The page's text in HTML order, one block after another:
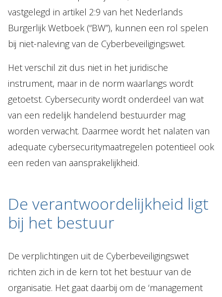
vastgelegd in artikel 2:9 van het Nederlands
Burgerlijk Wetboek (“BW”), kunnen een rol spelen
bij niet-naleving van de Cyberbeveiligingswet.
Het verschil zit dus niet in het juridische
instrument, maar in de norm waarlangs wordt
getoetst. Cybersecurity wordt onderdeel van wat
van een redelijk handelend bestuurder mag
worden verwacht. Daarmee wordt het nalaten van
adequate cybersecuritymaatregelen potentieel ook
een reden van aansprakelijkheid.
De verantwoordelijkheid ligt
bij het bestuur
De verplichtingen uit de Cyberbeveiligingswet
richten zich in de kern tot het bestuur van de
organisatie. Het gaat daarbij om de ‘management